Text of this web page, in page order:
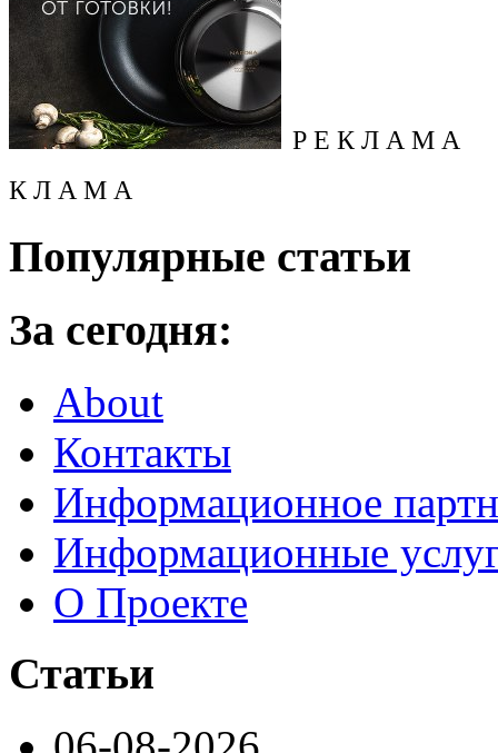
Р Е К Л А М А
К Л А М А
Популярные статьи
За сегодня:
About
Контакты
Информационное
Информационные
О Проекте
Статьи